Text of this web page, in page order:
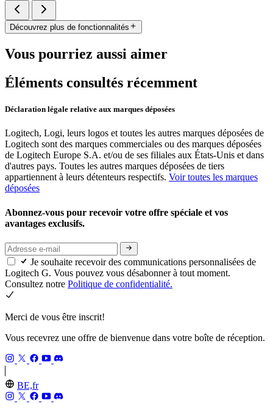
Découvrez plus de fonctionnalités
Vous pourriez aussi aimer
Éléments consultés récemment
Déclaration légale relative aux marques déposées
Logitech, Logi, leurs logos et toutes les autres marques déposées de
Logitech sont des marques commerciales ou des marques déposées
de Logitech Europe S.A. et/ou de ses filiales aux États-Unis et dans
d'autres pays. Toutes les autres marques déposées de tiers
appartiennent à leurs détenteurs respectifs. Voir toutes les marques
déposées
Abonnez-vous pour recevoir votre offre spéciale et vos
avantages exclusifs.
Je souhaite recevoir des communications personnalisées de
Logitech G. Vous pouvez vous désabonner à tout moment.
Consultez notre Politique de confidentialité.
Merci de vous être inscrit!
Vous recevrez une offre de bienvenue dans votre boîte de réception.
BE,fr